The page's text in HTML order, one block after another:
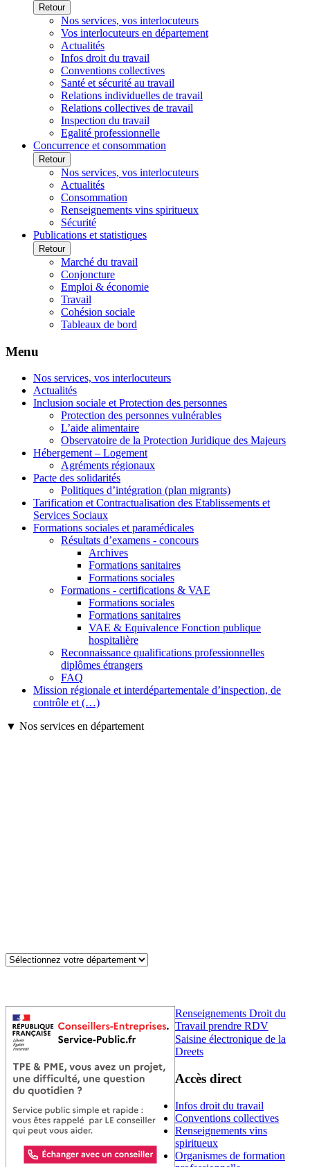
Retour
Nos services, vos interlocuteurs
Vos interlocuteurs en département
Actualités
Infos droit du travail
Conventions collectives
Santé et sécurité au travail
Relations individuelles de travail
Relations collectives de travail
Inspection du travail
Egalité professionnelle
Concurrence et consommation
Retour
Nos services, vos interlocuteurs
Actualités
Consommation
Renseignements vins spiritueux
Sécurité
Publications et statistiques
Retour
Marché du travail
Conjoncture
Emploi & économie
Travail
Cohésion sociale
Tableaux de bord
Menu
Nos services, vos interlocuteurs
Actualités
Inclusion sociale et Protection des personnes
Protection des personnes vulnérables
L’aide alimentaire
Observatoire de la Protection Juridique des Majeurs
Hébergement – Logement
Agréments régionaux
Pacte des solidarités
Politiques d’intégration (plan migrants)
Tarification et Contractualisation des Etablissements et
Services Sociaux
Formations sociales et paramédicales
Résultats d’examens - concours
Archives
Formations sanitaires
Formations sociales
Formations - certifications & VAE
Formations sociales
Formations sanitaires
VAE & Equivalence Fonction publique
hospitalière
Reconnaissance qualifications professionnelles
diplômes étrangers
FAQ
Mission régionale et interdépartementale d’inspection, de
contrôle et (…)
▼ Nos services en département
Renseignements Droit du
Travail prendre RDV
Saisine électronique de la
Dreets
Accès direct
Infos droit du travail
Conventions collectives
Renseignements vins
spiritueux
Organismes de formation